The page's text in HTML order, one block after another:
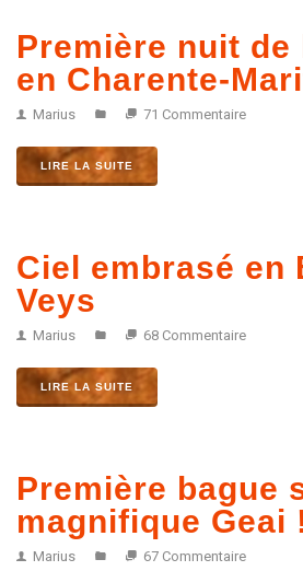
Première nuit de
en Charente-
Marius 71 Commentaire
LIRE LA SUITE
Ciel embrasé en
Veys
Marius 68 Commentaire
LIRE LA SUITE
Première bague
magnifique Geai
Marius 67 Commentaire